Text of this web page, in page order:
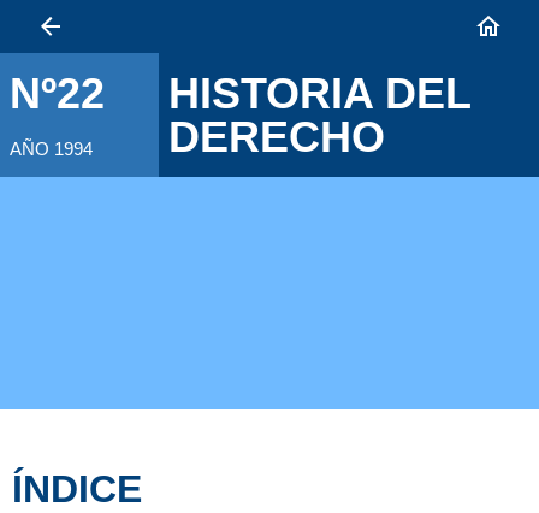
Nº22
AÑO 1994
HISTORIA DEL
DERECHO
ÍNDICE